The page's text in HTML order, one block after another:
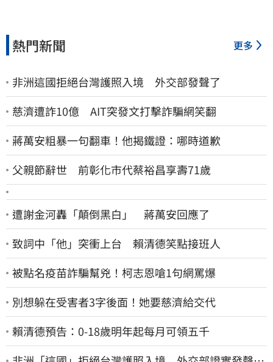
熱門新聞 更多
非洲這國拒絕台灣護照入境 外交部發聲了
慈濟遭詐10億 AIT突發文打擊詐騙網笑翻
蔣萬安粗暴一句翻車！他揭鐵證：哪時道歉
父親節辭世 前彰化市代蔡裕昌享壽71歲
遭謝金河轟「顛倒黑白」 蔣萬安回應了
致詞中「他」突衝上台 賴清德笑點接班人
被點名疫苗詐騙幫兇！柯志恩嗆1句網罵爆
別想躲在受害者3字後面！她要慈濟給交代
賴清德預告：0-18歲明年起每月可領五千